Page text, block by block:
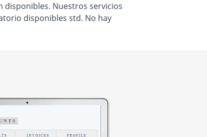
disponibles. Nuestros servicios
disponibles std. No hay